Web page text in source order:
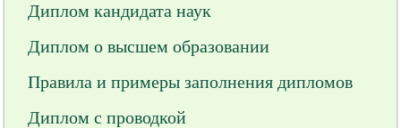
Диплом кандидата наук
Диплом о высшем образовании
Правила и примеры заполнения дипломов
Диплом с проводкой